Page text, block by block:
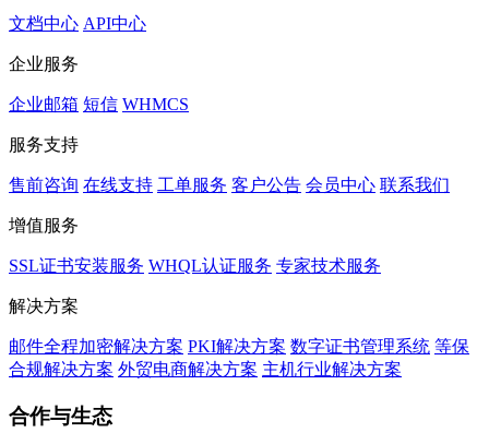
文档中心 API中心
企业服务
企业邮箱 短信 WHMCS
服务支持
售前咨询 在线支持 工单服务 客户公告 会员中心 联系我们
增值服务
SSL证书安装服务 WHQL认证服务 专家技术服务
解决方案
邮件全程加密解决方案 PKI解决方案 数字证书管理系统 等保
合规解决方案 外贸电商解决方案 主机行业解决方案
合作与生态